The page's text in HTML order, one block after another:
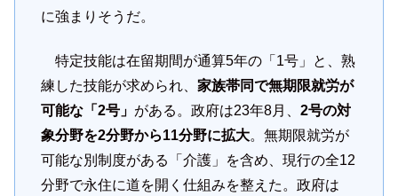
に強まりそうだ。
特定技能は在留期間が通算5年の「1号」と、熟
練した技能が求められ、 家族帯同で無期限就労が
可能な「2号」 がある。政府は23年8月、 2号の対
象分野を2分野から11分野に拡大。無期限就労が
可能な別制度がある「介護」を含め、現行の全12
分野で永住に道を開く仕組みを整えた。政府は